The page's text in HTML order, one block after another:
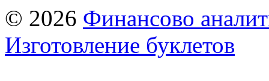
© 2026 Финансово
Изготовление буклетов